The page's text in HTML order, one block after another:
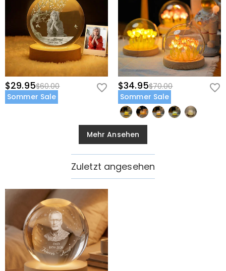
$29.95$60.00
Sommer Sale
$34.95$70.00
Sommer Sale
Mehr Ansehen
Zuletzt angesehen